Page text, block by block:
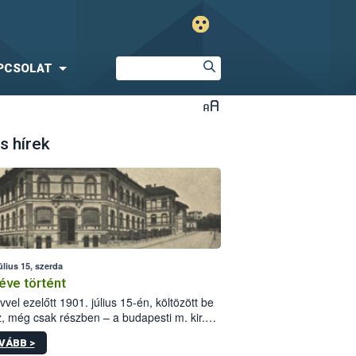
hírek
15, szerda
történt
ezelőtt 1901. július 15-én, költözött be
még csak részben – a budapesti m. kir.
állomás a Kis Rókus utca
alatti, Czigler Győző által tervezett új
>